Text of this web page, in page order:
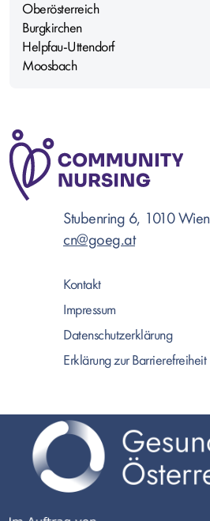
Oberösterreich
Burgkirchen
Helpfau-Uttendorf
Moosbach
Stubenring 6, 1010 Wien
cn@goeg.at
Kontakt
Impressum
Datenschutzerklärung
Erklärung zur Barrierefreiheit